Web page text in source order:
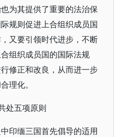
为其提供了重要的法治保
规则促进上合组织成员国
又要引领时代进步，不断
组织成员国的国际法规
修正和改良，从而进一步
理化。
处五项原则
印缅三国首先倡导的适用